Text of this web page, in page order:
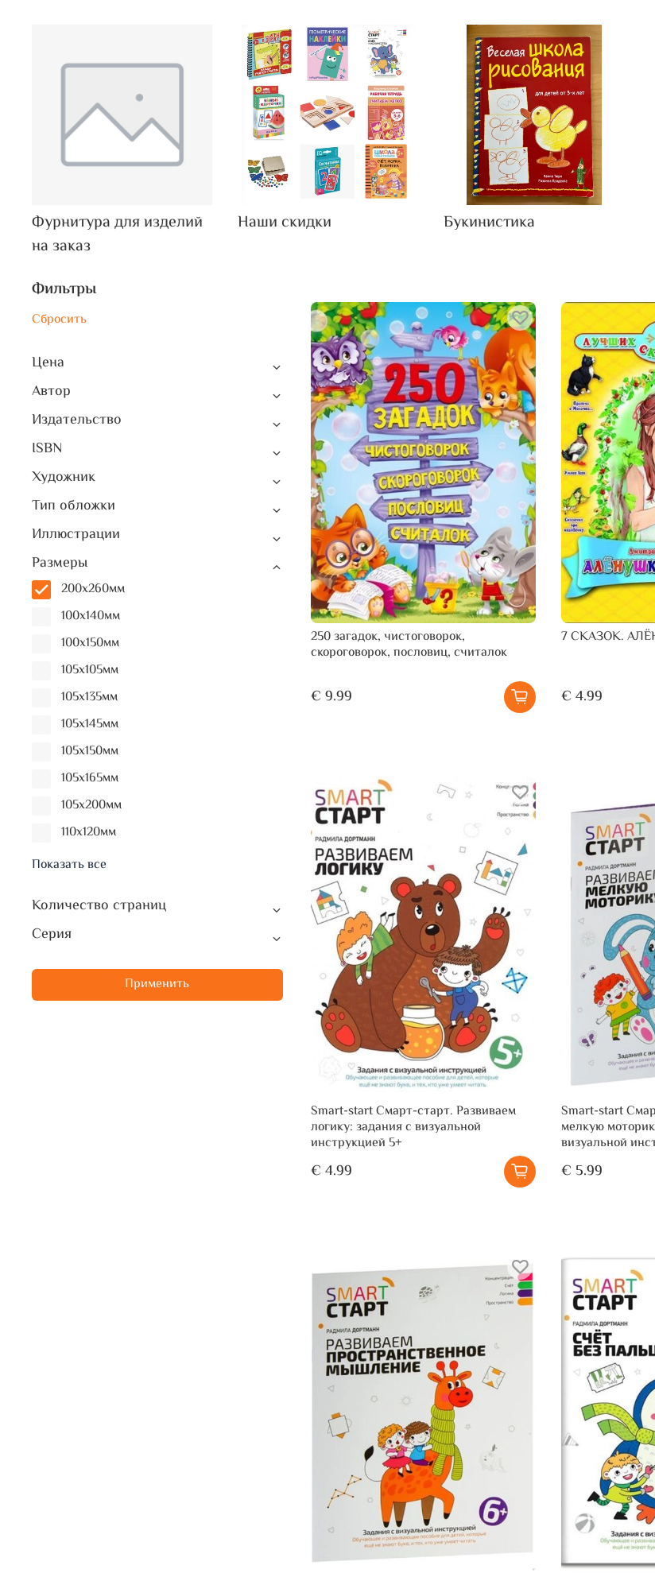
Фурнитура для изделий
на заказ
Наши скидки Букинистика
250 загадок, чистоговорок,
скороговорок, пословиц, считалок
€ 9.99
7 СКАЗОК.
€ 4.99
Smart-start Смарт-старт. Развиваем
логику: задания с визуальной
инструкцией 5+
€ 4.99
Smart-start
мелкую
визуальной
€ 5.99
Фильтры
Сбросить
Цена
Автор
Издательство
ISBN
Художник
Тип обложки
Иллюстрации
Размеры
200х260мм
100х140мм
100х150мм
105х105мм
105х135мм
105х145мм
105х150мм
105х165мм
105х200мм
110х120мм
Показать все
Количество страниц
Серия
Применить